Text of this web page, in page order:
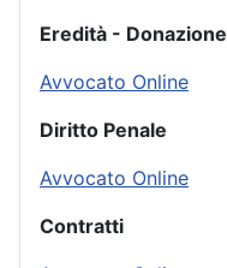
Eredità - Donazione
Avvocato Online
Diritto Penale
Avvocato Online
Contratti